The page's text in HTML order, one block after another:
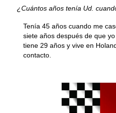
¿Cuántos años tenía Ud.
Tenía 45 años cuando me
siete años después de que
tiene 29 años y vive en
contacto.